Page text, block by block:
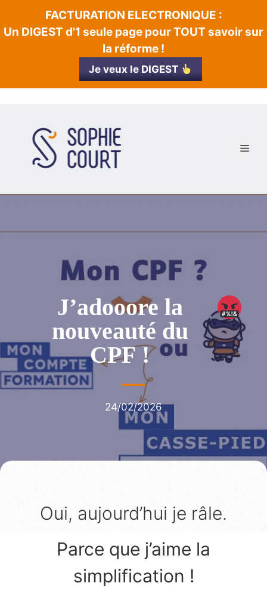
contenu
FACTURATION ELECTRONIQUE :
Un DIGEST d'1 seule page pour TOUT savoir sur
la réforme !
Je veux le DIGEST
J’adooore la
nouveauté du
CPF !
24/02/2026
Oui, aujourd’hui je râle.
Parce que j’aime la
simplification !